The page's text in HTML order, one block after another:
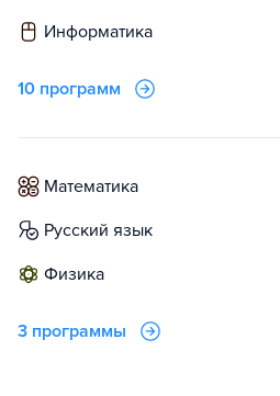
информатика
10 программ
математика
русский язык
физика
3 программы